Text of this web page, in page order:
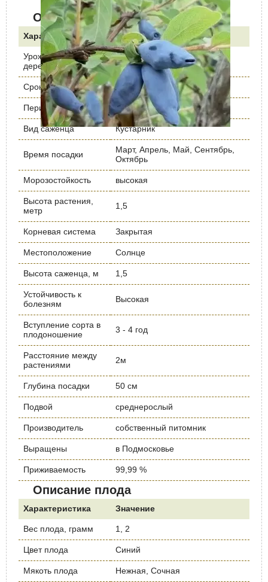
Описание куста
Характеристика Значение
Урожайность кг/
дерево
3-4
Срок созревания Ранний
Период цветения Май
Вид саженца Кустарник
Время посадки
Март, Апрель, Май, Сентябрь,
Октябрь
Морозостойкость высокая
Высота растения,
метр
1,5
Корневая система Закрытая
Местоположение Солнце
Высота саженца, м 1,5
Устойчивость к
болезням
Высокая
Вступление сорта в
плодоношение
3 - 4 год
Расстояние между
растениями
2м
Глубина посадки 50 см
Подвой среднерослый
Производитель собственный питомник
Выращены в Подмосковье
Приживаемость 99,99 %
Описание плода
Характеристика Значение
Вес плода, грамм 1, 2
Цвет плода Синий
Мякоть плода Нежная, Сочная